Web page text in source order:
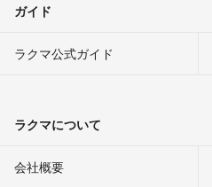
ガイド
ラクマ公式ガイド
ラクマについて
会社概要